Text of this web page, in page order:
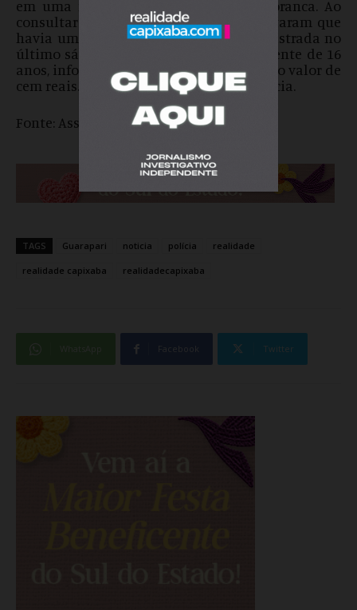
em uma motoneta Honda Biz de cor branca. Ao
consultarem a placa do veículo, constataram que
havia uma restrição de furto/roubo registrada no
último sábado. O condutor, um adolescente de 16
anos, informou ter adquirido a moto pelo valor de
cem reais. Ele foi encaminhado à delegacia.
Fonte: Assessoria – PM Guarapari
TAGS Guarapari noticia polícia realidade
realidade capixaba realidadecapixaba
Facebook Twitter